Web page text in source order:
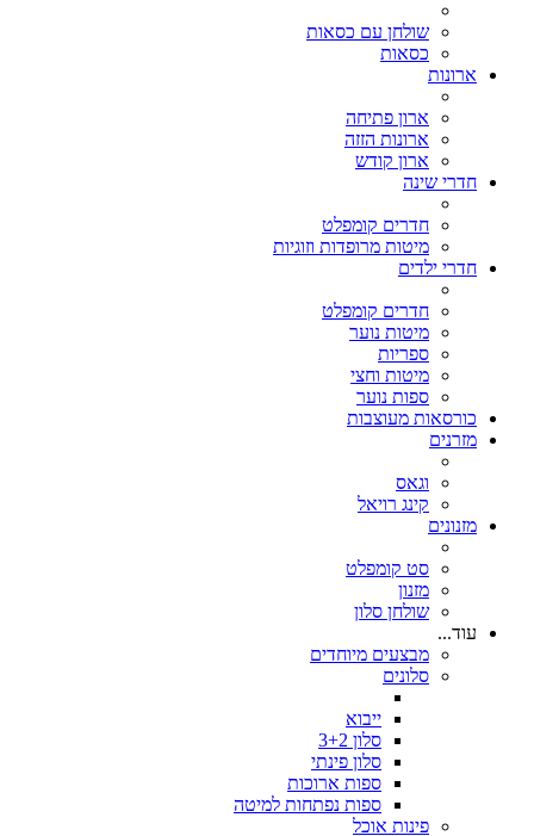
שולחן עם כסאות
כסאות
ארונות
ארון פתיחה
ארונות הזזה
ארון קודש
חדרי שינה
חדרים קומפלט
מיטות מרופדות וזוגיות
חדרי ילדים
חדרים קומפלט
מיטות נוער
ספריות
מיטות וחצי
ספות נוער
כורסאות מעוצבות
מזרנים
וגאס
קינג רויאל
מזנונים
סט קומפלט
מזנון
שולחן סלון
עוד...
מבצעים מיוחדים
סלונים
ייבוא
סלון 3+2
סלון פינתי
ספות ארוכות
ספות נפתחות למיטה
פינות אוכל